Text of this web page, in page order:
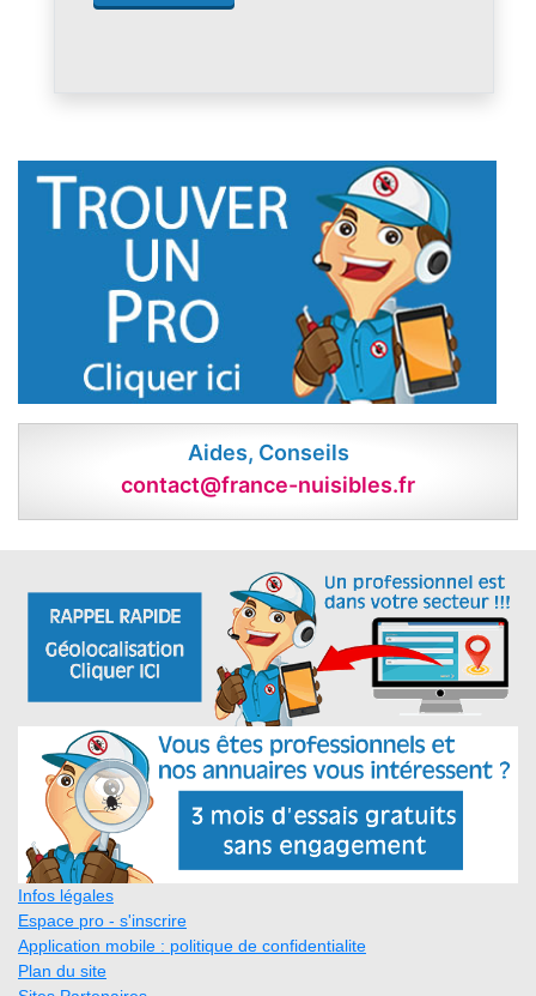
Aides, Conseils
contact@france-nuisibles.fr
Infos légales
Espace pro - s'inscrire
Application mobile : politique de confidentialite
Plan du site